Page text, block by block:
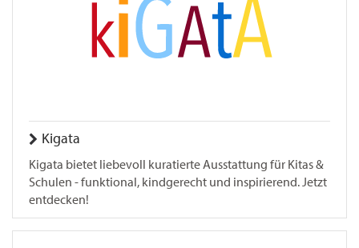
Kigata
Kigata bietet liebevoll kuratierte Ausstattung für Kitas &
Schulen - funktional, kindgerecht und inspirierend. Jetzt
entdecken!